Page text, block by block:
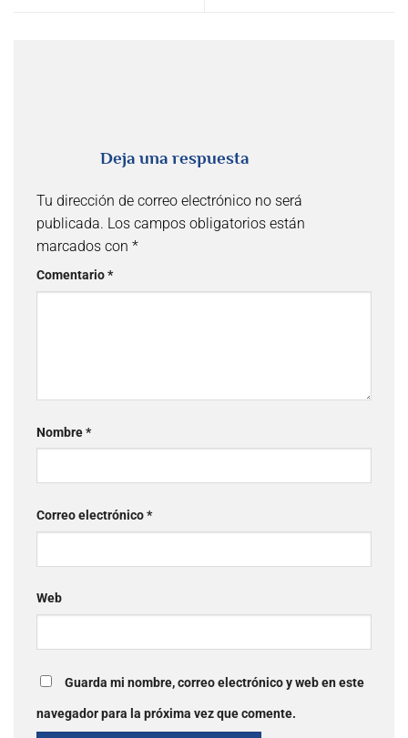
Deja una respuesta
Tu dirección de correo electrónico no será
publicada. Los campos obligatorios están
marcados con *
Comentario*
Nombre*
Correo electrónico*
Web
Guarda mi nombre, correo electrónico y web en este
navegador para la próxima vez que comente.